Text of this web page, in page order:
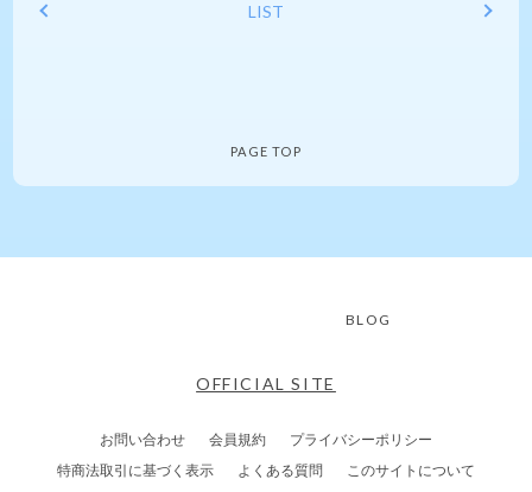
LIST
PAGE TOP
BLOG
OFFICIAL SITE
お問い合わせ 会員規約
プライバシーポリシー
特商法取引に基づく表示
よくある質問 このサイトについて